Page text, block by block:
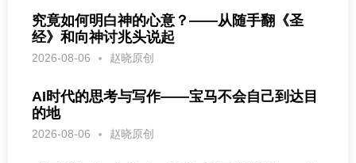
究竟如何明白神的心意？——从随手翻《圣
经》和向神讨兆头说起
2026-08-06 赵晓原创
AI时代的思考与写作——宝马不会自己到达目
的地
2026-08-06 赵晓原创